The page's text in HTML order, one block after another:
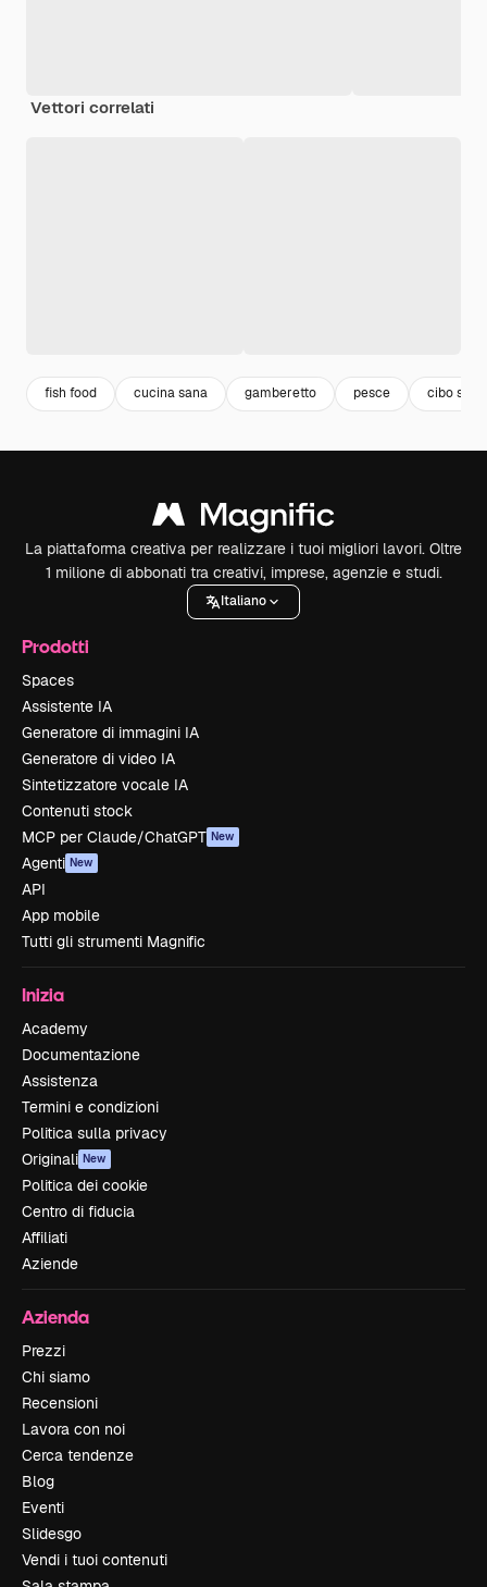
Vettori correlati
fish food cucina sana gamberetto pesce cibo sano
La piattaforma creativa per realizzare i tuoi migliori lavori. Oltre
1 milione di abbonati tra creativi, imprese, agenzie e studi.
Italiano
Prodotti
Spaces
Assistente IA
Generatore di immagini IA
Generatore di video IA
Sintetizzatore vocale IA
Contenuti stock
MCP per Claude/ChatGPT New
Agenti New
API
App mobile
Tutti gli strumenti Magnific
Inizia
Academy
Documentazione
Assistenza
Termini e condizioni
Politica sulla privacy
Originali New
Politica dei cookie
Centro di fiducia
Affiliati
Aziende
Azienda
Prezzi
Chi siamo
Recensioni
Lavora con noi
Cerca tendenze
Blog
Eventi
Slidesgo
Vendi i tuoi contenuti